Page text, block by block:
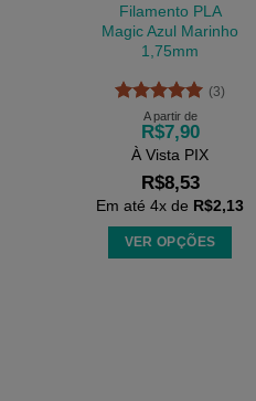
Filamento PLA
Magic Azul Marinho
1,75mm
Avaliação5
de 5
(3)
A partir de
R$7,90
À Vista PIX
R$8,53
Em até 4x de R$2,13
VER OPÇÕES